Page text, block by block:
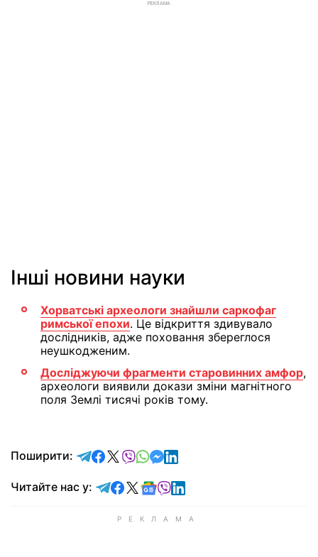
РЕКЛАМА
Інші новини науки
Хорватські археологи знайшли саркофаг
римської епохи. Це відкриття здивувало
дослідників, адже поховання збереглося
неушкодженим.
Досліджуючи фрагменти старовинних амфор,
археологи виявили докази зміни магнітного
поля Землі тисячі років тому.
Поширити: відправити у Telegram
поділитись у Facebook
поділитись у X
відправити у Viber
відправити у Whatsapp
відправити у Messenger
відправити у LinkedIn
Читайте нас у: Читайте у Telegram
Читайте у Facebook
Читайте у X
Читайте у Google news
Читайте у Viber
Читайте у LinkedIn